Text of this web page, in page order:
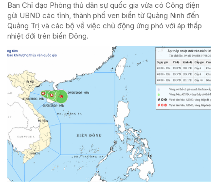
Ban Chỉ đạo Phòng thủ dân sự quốc gia vừa có Công điện
gửi UBND các tỉnh, thành phố ven biển từ Quảng Ninh đến
Quảng Trị và các bộ về việc chủ động ứng phó với áp thấp
nhiệt đới trên biển Đông.